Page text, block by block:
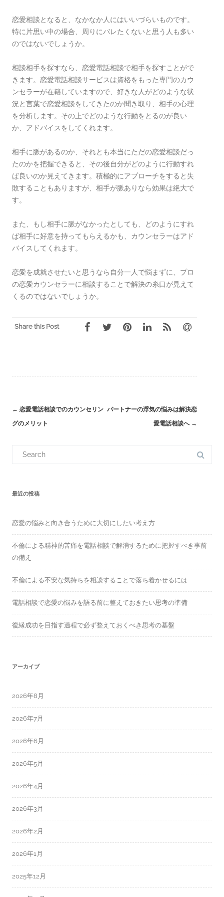
恋愛相談となると、なかなか人にはいいづらいものです。
特に片思い中の場合、周りにバレたくないと思う人も多い
のではないでしょうか。
相談相手を探すなら、恋愛電話相談で相手を探すことがで
きます。恋愛電話相談サービスは資格をもった専門のカウ
ンセラーが在籍していますので、好きな人がどのような状
況と言葉で恋愛相談をしてきたのか聞き取り、相手の心理
を分析します。その上でどのような行動をとるのが良い
か、アドバイスをしてくれます。
相手に脈があるのか、それとも本当にただの恋愛相談だっ
たのかを把握できると、その後自分がどのように行動すれ
ば良いのか見えてきます。積極的にアプローチをすると失
敗することもありますが、相手が脈ありなら効果は絶大で
す。
また、もし相手に脈がなかったとしても、どのようにすれ
ば相手に好意を持ってもらえるかも、カウンセラーはアド
バイスしてくれます。
恋愛を成就させたいと思うなら自分一人で悩まずに、プロ
の恋愛カウンセラーに相談することで解決の糸口が見えて
くるのではないでしょうか。
Share this Post
Post
← 恋愛電話相談でのカウンセリン
グのメリット
パートナーの浮気の悩みは解決恋
愛電話相談へ →
f
o
最近の投稿
恋愛の悩みと向き合うために大切にしたい考え方
不倫による精神的苦痛を電話相談で解消するために把握すべき事前
の備え
不倫による不安な気持ちを相談することで落ち着かせるには
電話相談で恋愛の悩みを語る前に整えておきたい思考の準備
復縁成功を目指す過程で必ず整えておくべき思考の基盤
アーカイブ
2026年8月
2026年7月
2026年6月
2026年5月
2026年4月
2026年3月
2026年2月
2026年1月
2025年12月